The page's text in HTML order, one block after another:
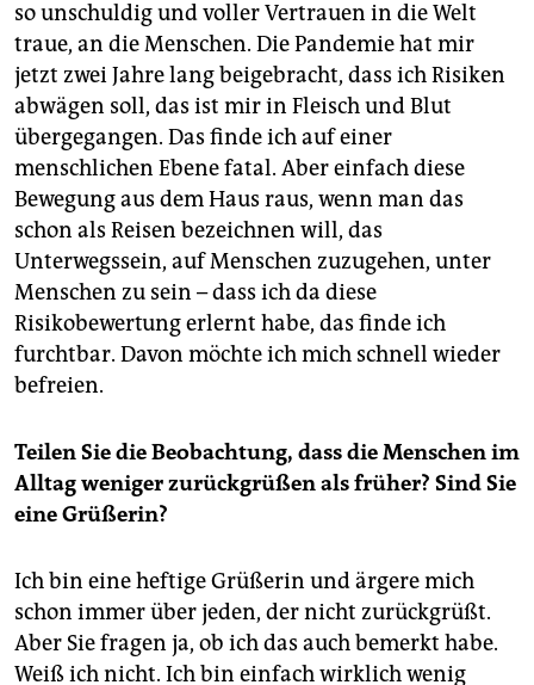
so unschuldig und voller Vertrauen in die Welt
traue, an die Menschen. Die Pandemie hat mir
jetzt zwei Jahre lang beigebracht, dass ich Risiken
abwägen soll, das ist mir in Fleisch und Blut
übergegangen. Das finde ich auf einer
menschlichen Ebene fatal. Aber einfach diese
Bewegung aus dem Haus raus, wenn man das
schon als Reisen bezeichnen will, das
Unterwegssein, auf Menschen zuzugehen, unter
Menschen zu sein – dass ich da diese
Risikobewertung erlernt habe, das finde ich
furchtbar. Davon möchte ich mich schnell wieder
befreien.
Teilen Sie die Beobachtung, dass die Menschen im
Alltag weniger zurückgrüßen als früher? Sind Sie
eine Grüßerin?
Ich bin eine heftige Grüßerin und ärgere mich
schon immer über jeden, der nicht zurückgrüßt.
Aber Sie fragen ja, ob ich das auch bemerkt habe.
Weiß ich nicht. Ich bin einfach wirklich wenig